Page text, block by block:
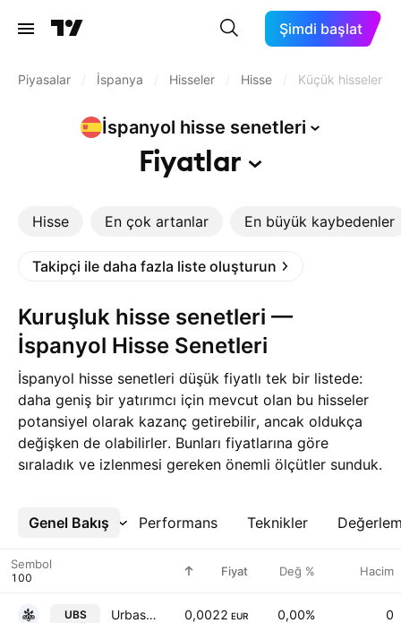
Şimdi başlat
Piyasalar İspanya Hisseler Hisse Küçük hisseler
İspanyol hisse senetleri
Fiyatlar
Hisse En çok artanlar En büyük kaybedenler
Takipçi ile daha fazla liste oluşturun
Kuruşluk hisse senetleri —
İspanyol Hisse Senetleri
İspanyol hisse senetleri düşük fiyatlı tek bir listede:
daha geniş bir yatırımcı için mevcut olan bu hisseler
potansiyel olarak kazanç getirebilir, ancak oldukça
değişken de olabilirler. Bunları fiyatlarına göre
sıraladık ve izlenmesi gereken önemli ölçütler sunduk.
Genel Bakış Performans Teknikler
Daha Fazla
Sembol Fiyat Değ % Hacim
UBS Urbas Grupo Financiero, S.A. 0,0022 EUR 0,00% 0